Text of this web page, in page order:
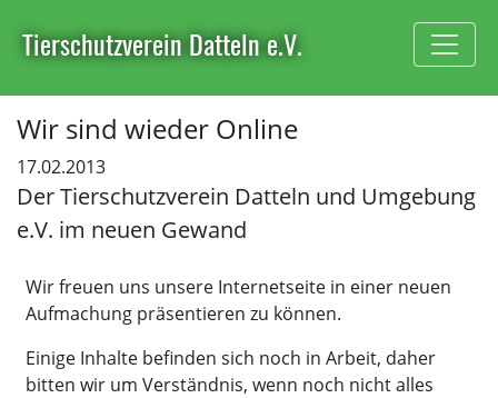
Tierschutzverein Datteln e.V.
Wir sind wieder Online
17.02.2013
Der Tierschutzverein Datteln und Umgebung
e.V. im neuen Gewand
Wir freuen uns unsere Internetseite in einer neuen
Aufmachung präsentieren zu können.
Einige Inhalte befinden sich noch in Arbeit, daher
bitten wir um Verständnis, wenn noch nicht alles